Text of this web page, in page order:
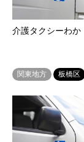
介護タクシーわか
関東地方 板橋区